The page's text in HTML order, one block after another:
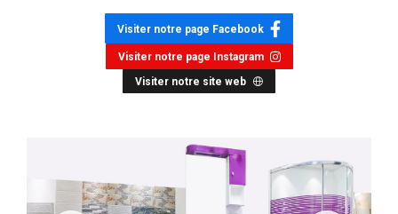
Visiter notre page Facebook
Visiter notre page Instagram
Visiter notre site web